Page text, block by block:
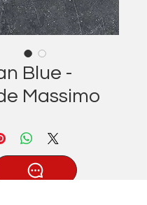
Blue -
Massimo